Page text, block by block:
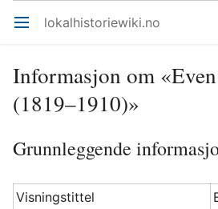
Åpne hovedmenyen lokalhistoriewiki.no
Informasjon om
(1819–1910)»
Grunnleggende
Visningstittel